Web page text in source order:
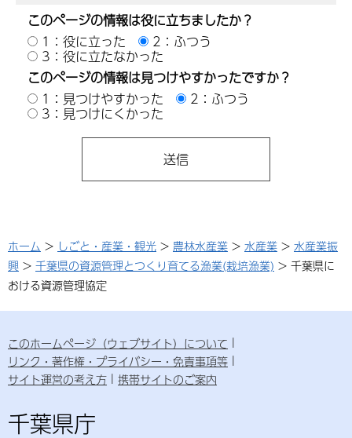
このページの情報は役に立ちましたか？
1：役に立った
2：ふつう
3：役に立たなかった
このページの情報は見つけやすかったですか？
1：見つけやすかった
2：ふつう
3：見つけにくかった
ホーム > しごと・産業・観光 > 農林水産業 > 水産業 > 水産業振
興 > 千葉県の資源管理とつくり育てる漁業(栽培漁業) > 千葉県に
おける資源管理協定
このホームページ（ウェブサイト）について
リンク・著作権・プライバシー・免責事項等
サイト運営の考え方
携帯サイトのご案内
千葉県庁